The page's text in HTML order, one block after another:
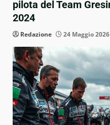
pilota del Team
2024
Redazione 24 Maggio 2026